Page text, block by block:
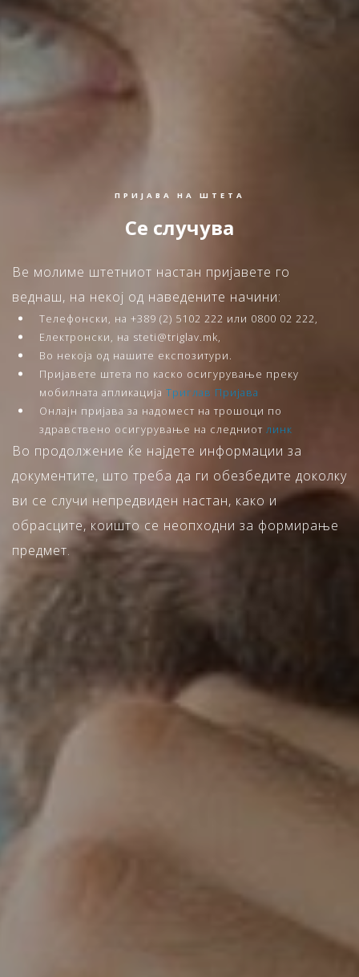
ПРИЈАВА НА ШТЕТА
Се случува
Ве молиме штетниот настан пријавете го
веднаш, на некој од наведените начини:
Телефонски, на +389 (2) 5102 222 или 0800 02 222,
Електронски, на steti@triglav.mk,
Во некоја од нашите експозитури.
Пријавете штета по каско осигурување преку
мобилната апликација Триглав Пријава
Онлајн пријава за надомест на трошоци по
здравствено осигурување на следниот линк
Во продолжение ќе најдете информации за
документите, што треба да ги обезбедите доколку
ви се случи непредвиден настан, како и
обрасците, коишто се неопходни за формирање
предмет.